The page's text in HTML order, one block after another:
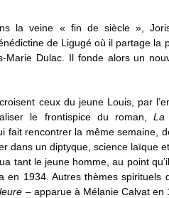
la veine « fin de siècle »,
de Ligugé où il partage
Marie Dulac. Il fonde alors un
ceux du jeune Louis, par
le frontispice du roman,La
fait rencontrer la même semaine,
dans un diptyque, science laïque
tant le jeune homme, au point
en 1934. Autres thèmes
– apparue à Mélanie Calvat en